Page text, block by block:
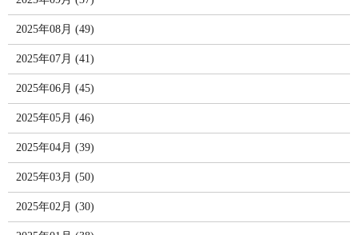
2025年08月 (49)
2025年07月 (41)
2025年06月 (45)
2025年05月 (46)
2025年04月 (39)
2025年03月 (50)
2025年02月 (30)